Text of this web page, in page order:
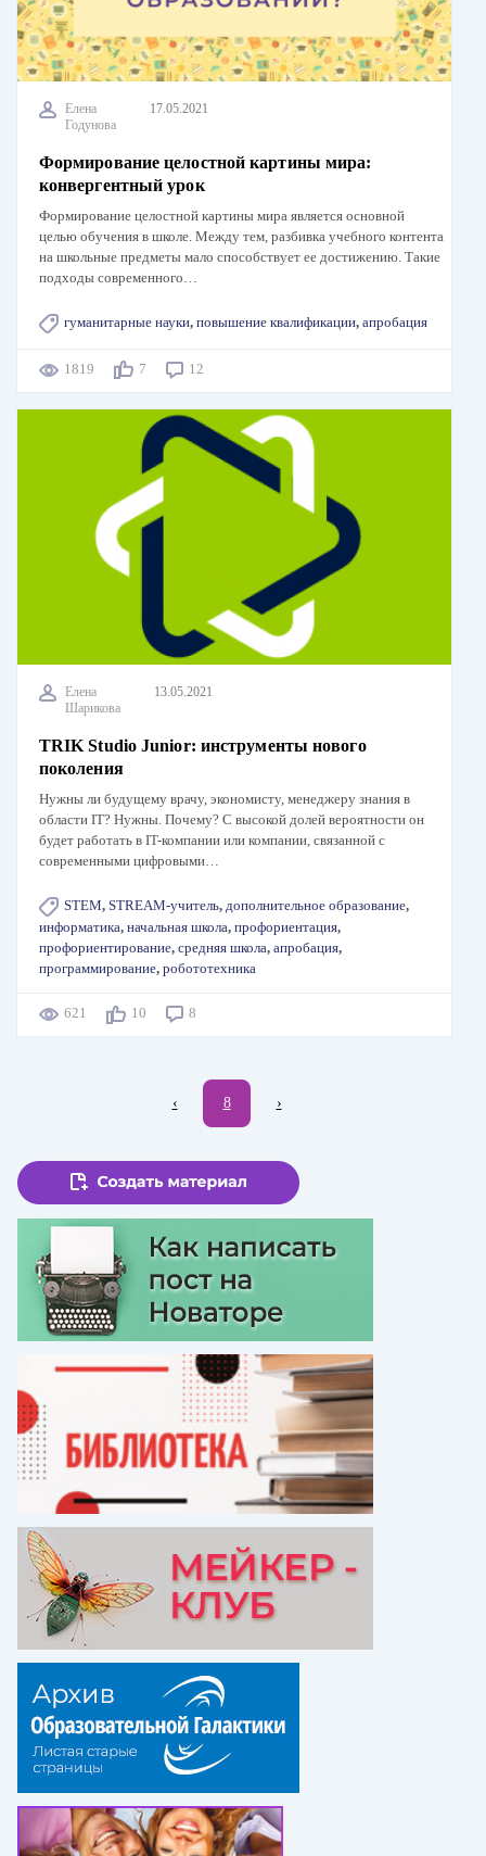
Елена
Годунова
17.05.2021
Формирование целостной картины мира:
конвергентный урок
Формирование целостной картины мира является основной
целью обучения в школе. Между тем, разбивка учебного контента
на школьные предметы мало способствует ее достижению. Такие
подходы современного…
гуманитарные науки, повышение квалификации, апробация
1819 7 12
Елена
Шарикова
13.05.2021
TRIK Studio Junior: инструменты нового
поколения
Нужны ли будущему врачу, экономисту, менеджеру знания в
области IT? Нужны. Почему? С высокой долей вероятности он
будет работать в IT-компании или компании, связанной с
современными цифровыми…
STEM, STREAM-учитель, дополнительное образование,
информатика, начальная школа, профориентация,
профориентирование, средняя школа, апробация,
программирование, робототехника
621 10 8
←
‹ Текущая
8 Следующая
›